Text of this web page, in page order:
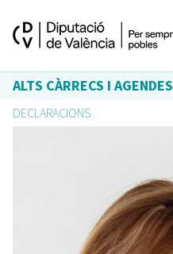
ALTS CÀRRECS I AGENDES
DECLARACIONS